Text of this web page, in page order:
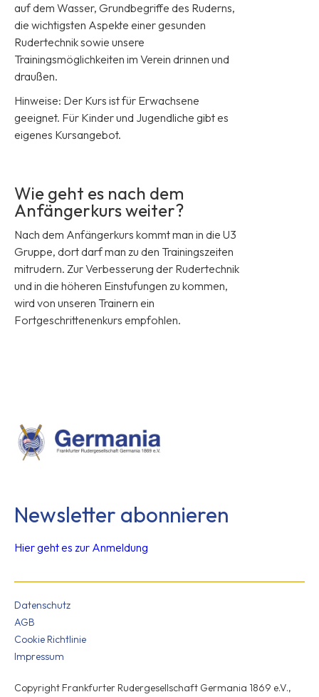
auf dem Wasser, Grundbegriffe des Ruderns,
die wichtigsten Aspekte einer gesunden
Rudertechnik sowie unsere
Trainingsmöglichkeiten im Verein drinnen und
draußen.
Hinweise: Der Kurs ist für Erwachsene
geeignet. Für Kinder und Jugendliche gibt es
eigenes Kursangebot.
Wie geht es nach dem
Anfängerkurs weiter?
Nach dem Anfängerkurs kommt man in die U3
Gruppe, dort darf man zu den Trainingszeiten
mitrudern. Zur Verbesserung der Rudertechnik
und in die höheren Einstufungen zu kommen,
wird von unseren Trainern ein
Fortgeschrittenenkurs empfohlen.
Newsletter abonnieren
Hier geht es zur Anmeldung
Datenschutz
AGB
Cookie Richtlinie
Impressum
Copyright Frankfurter Rudergesellschaft Germania 1869 e.V.,